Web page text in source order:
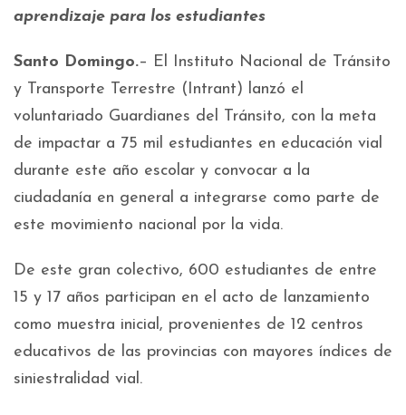
aprendizaje para los estudiantes
Santo Domingo.– El Instituto Nacional de Tránsito
y Transporte Terrestre (Intrant) lanzó el
voluntariado Guardianes del Tránsito, con la meta
de impactar a 75 mil estudiantes en educación vial
durante este año escolar y convocar a la
ciudadanía en general a integrarse como parte de
este movimiento nacional por la vida.
De este gran colectivo, 600 estudiantes de entre
15 y 17 años participan en el acto de lanzamiento
como muestra inicial, provenientes de 12 centros
educativos de las provincias con mayores índices de
siniestralidad vial.